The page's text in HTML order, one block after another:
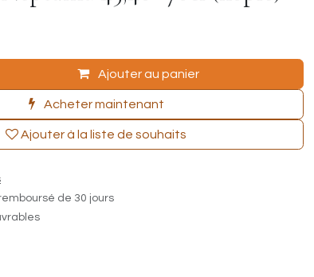
Ajouter au panier
Acheter maintenant
Ajouter à la liste de souhaits
de 30 jours